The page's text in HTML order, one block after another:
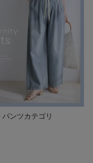
ンツカテゴリ